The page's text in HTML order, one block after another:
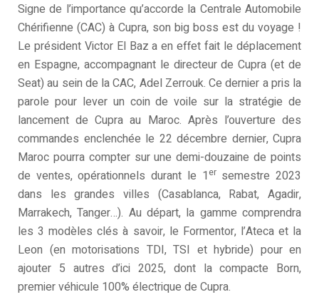
Signe de l’importance qu’accorde la Centrale Automobile
Chérifienne (CAC) à Cupra, son big boss est du voyage !
Le président Victor El Baz a en effet fait le déplacement
en Espagne, accompagnant le directeur de Cupra (et de
Seat) au sein de la CAC, Adel Zerrouk. Ce dernier a pris la
parole pour lever un coin de voile sur la stratégie de
lancement de Cupra au Maroc. Après l’ouverture des
commandes enclenchée le 22 décembre dernier, Cupra
Maroc pourra compter sur une demi-douzaine de points
de ventes, opérationnels durant le 1 ersemestre 2023
dans les grandes villes (Casablanca, Rabat, Agadir,
Marrakech, Tanger…). Au départ, la gamme comprendra
les 3 modèles clés à savoir, le Formentor, l’Ateca et la
Leon (en motorisations TDI, TSI et hybride) pour en
ajouter 5 autres d’ici 2025, dont la compacte Born,
premier véhicule 100% électrique de Cupra.